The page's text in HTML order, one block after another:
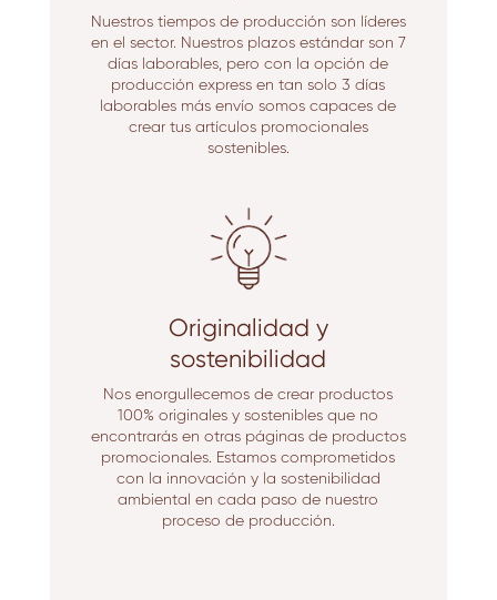
Nuestros tiempos de producción son líderes
en el sector. Nuestros plazos estándar son 7
días laborables, pero con la opción de
producción express en tan solo 3 días
laborables más envío somos capaces de
crear tus artículos promocionales
sostenibles.
Originalidad y
sostenibilidad
Nos enorgullecemos de crear productos
100% originales y sostenibles que no
encontrarás en otras páginas de productos
promocionales. Estamos comprometidos
con la innovación y la sostenibilidad
ambiental en cada paso de nuestro
proceso de producción.